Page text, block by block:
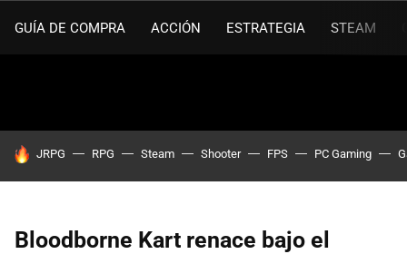
GUÍA DE COMPRA ACCIÓN ESTRATEGIA STEAM
HOY SE HABLA DE
JRPG RPG Steam Shooter FPS PC Gaming
Bloodborne Kart renace bajo el